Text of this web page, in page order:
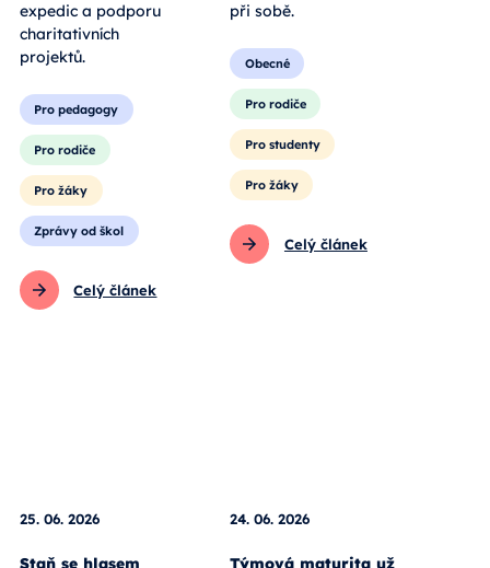
expedic a podporu
charitativních
projektů.
Pro pedagogy
Pro rodiče
Pro žáky
Zprávy od škol
Celý článek
při sobě.
Obecné
Pro rodiče
Pro studenty
Pro žáky
Celý článek
25. 06. 2026
Staň se hlasem
24. 06. 2026
Týmová maturita už